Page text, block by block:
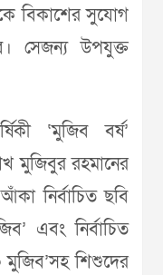
বিকাশের সুযোগ
সেজন্য উপযুক্ত
‘মুজিব বর্ষ’
মুজিবুর রহমানের
নির্বাচিত ছবি
এবং নির্বাচিত
মুজিব’সহ শিশুদের